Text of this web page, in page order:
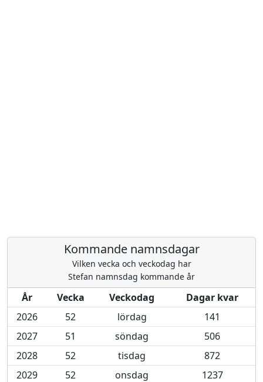
Kommande namnsdagar
Vilken vecka och veckodag har
Stefan namnsdag kommande år
År Vecka Veckodag
Dagar kvar
2026
52 lördag
141
2027
51 söndag
506
2028
52 tisdag
872
2029
52 onsdag
1237